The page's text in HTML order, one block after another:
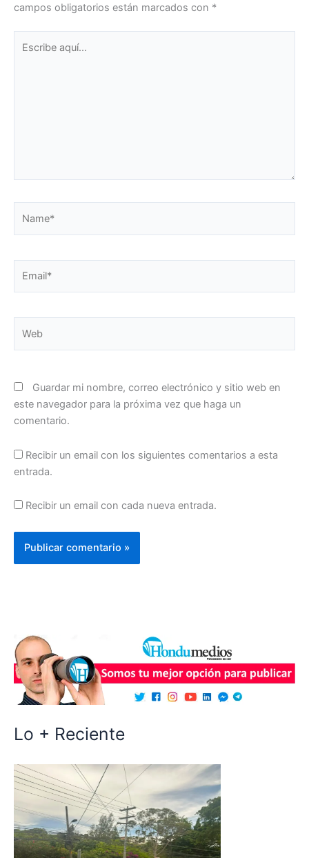
campos obligatorios están marcados con *
Guardar mi nombre, correo electrónico y sitio web en
este navegador para la próxima vez que haga un
comentario.
Recibir un email con los siguientes comentarios a esta
entrada.
Recibir un email con cada nueva entrada.
Lo + Reciente